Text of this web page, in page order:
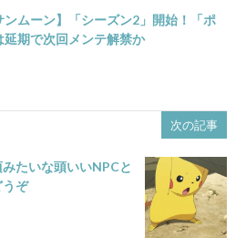
ンムーン】「シーズン2」開始！「ポ
延期で次回メンテ解禁か
次の記事
みたいな頭いいNPCと
ぞ